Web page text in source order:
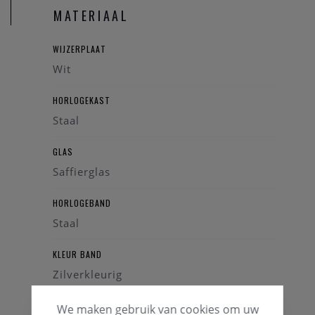
en kenmerkende Speedmaster-elegantie weet te waarderen.
MATERIAAL
WIJZERPLAAT
Wit
HORLOGEKAST
Staal
GLAS
Saffierglas
HORLOGEBAND
Staal
KLEUR BAND
Zilverkleurig
We maken gebruik van cookies om uw